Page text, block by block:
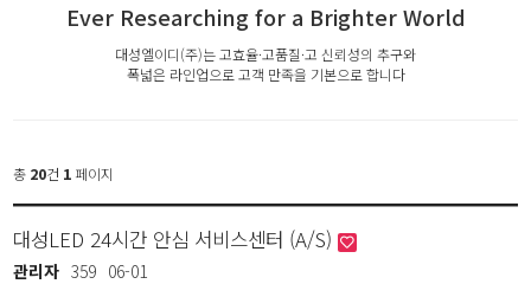
Ever Researching for a Brighter World
대성엘이디(주)는 고효율·고품질·고 신뢰성의 추구와
폭넓은 라인업으로 고객 만족을 기본으로 합니다
총 20건 1 페이지
대성LED 24시간 안심 서비스센터 (A/S)
관리자 359 06-01